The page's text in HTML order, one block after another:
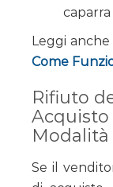
Leggi anche
Come
Rifiuto
Modalità
Se il